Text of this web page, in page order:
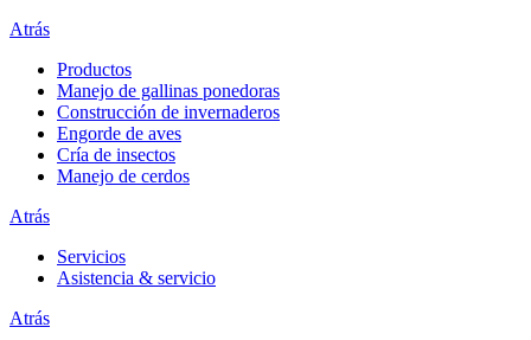
Atrás
Productos
Manejo de gallinas ponedoras
Construcción de invernaderos
Engorde de aves
Cría de insectos
Manejo de cerdos
Atrás
Servicios
Asistencia & servicio
Atrás